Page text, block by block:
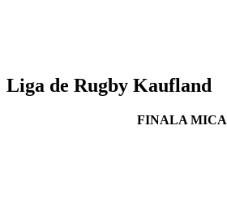
Liga de Rugby Kaufland
FINALA MICA